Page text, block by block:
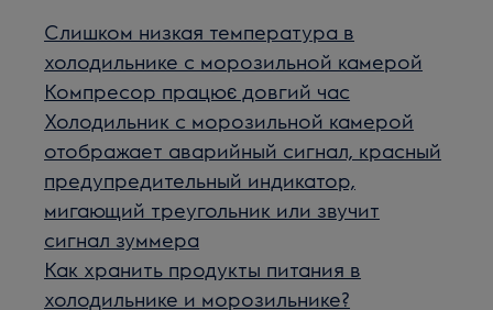
Слишком низкая температура в
холодильнике с морозильной камерой
Компресор працює довгий час
Холодильник с морозильной камерой
отображает аварийный сигнал, красный
предупредительный индикатор,
мигающий треугольник или звучит
сигнал зуммера
Как хранить продукты питания в
холодильнике и морозильнике?